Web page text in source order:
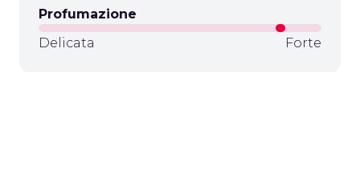
Profumazione
Delicata
Forte